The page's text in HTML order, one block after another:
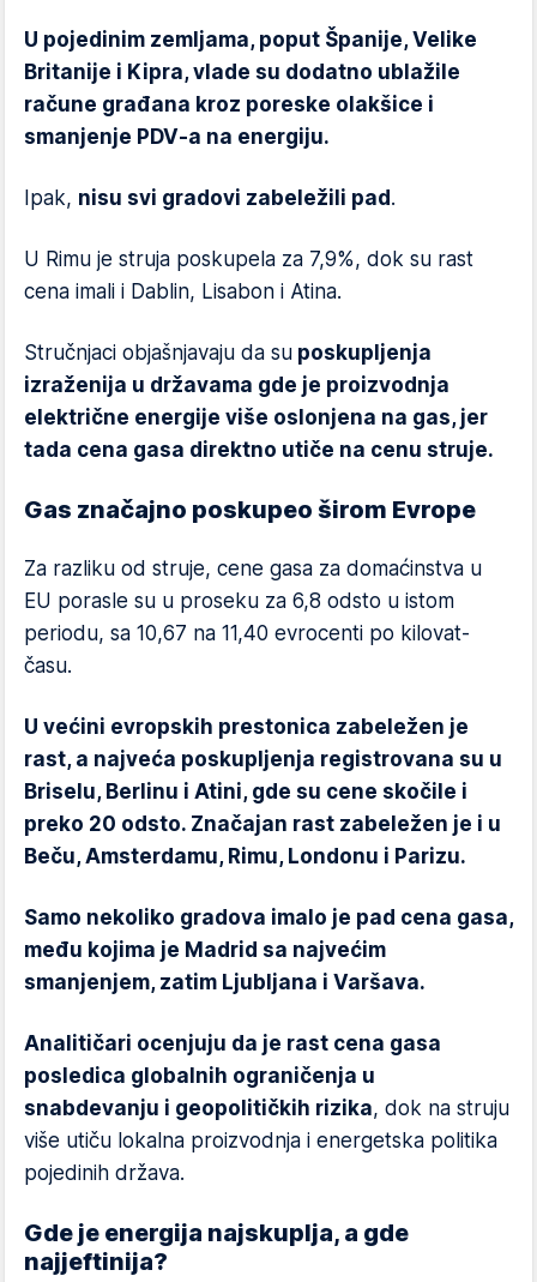
U pojedinim zemljama, poput Španije, Velike
Britanije i Kipra, vlade su dodatno ublažile
račune građana kroz poreske olakšice i
smanjenje PDV-a na energiju.
Ipak, nisu svi gradovi zabeležili pad.
U Rimu je struja poskupela za 7,9%, dok su rast
cena imali i Dablin, Lisabon i Atina.
Stručnjaci objašnjavaju da su poskupljenja
izraženija u državama gde je proizvodnja
električne energije više oslonjena na gas, jer
tada cena gasa direktno utiče na cenu struje.
Gas značajno poskupeo širom Evrope
Za razliku od struje, cene gasa za domaćinstva u
EU porasle su u proseku za 6,8 odsto u istom
periodu, sa 10,67 na 11,40 evrocenti po kilovat-
času.
U većini evropskih prestonica zabeležen je
rast, a najveća poskupljenja registrovana su u
Briselu, Berlinu i Atini, gde su cene skočile i
preko 20 odsto. Značajan rast zabeležen je i u
Beču, Amsterdamu, Rimu, Londonu i Parizu.
Samo nekoliko gradova imalo je pad cena gasa,
među kojima je Madrid sa najvećim
smanjenjem, zatim Ljubljana i Varšava.
Analitičari ocenjuju da je rast cena gasa
posledica globalnih ograničenja u
snabdevanju i geopolitičkih rizika, dok na struju
više utiču lokalna proizvodnja i energetska politika
pojedinih država.
Gde je energija najskuplja, a gde
najjeftinija?